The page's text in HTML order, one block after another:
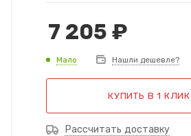
7 205 ₽
Мало Нашли дешевле?
КУПИТЬ В 1 КЛИК
Рассчитать доставку